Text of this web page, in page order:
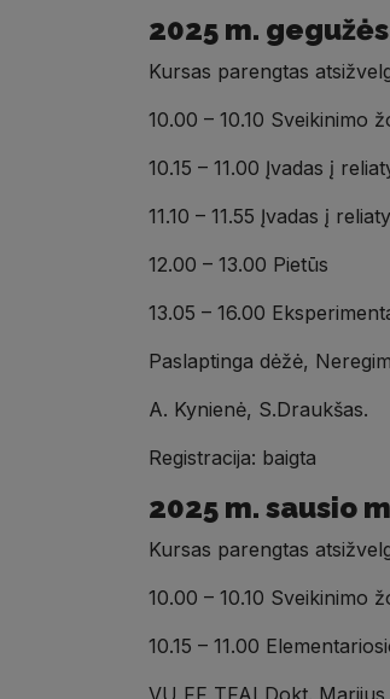
2025 m.
Kursas parengtas
10.00 – 10.10 Sveikinimo
10.15 – 11.00 Įvadas į
11.10 – 11.55 Įvadas į
12.00 – 13.00 Pietūs
13.05 – 16.00
Paslaptinga dėžė,
A. Kynienė, S.Draukšas.
Registracija: baigta
2025 m. sausio
Kursas parengtas
10.00 – 10.10 Sveikinimo
10.15 – 11.00
VU FF TFAI Dokt.